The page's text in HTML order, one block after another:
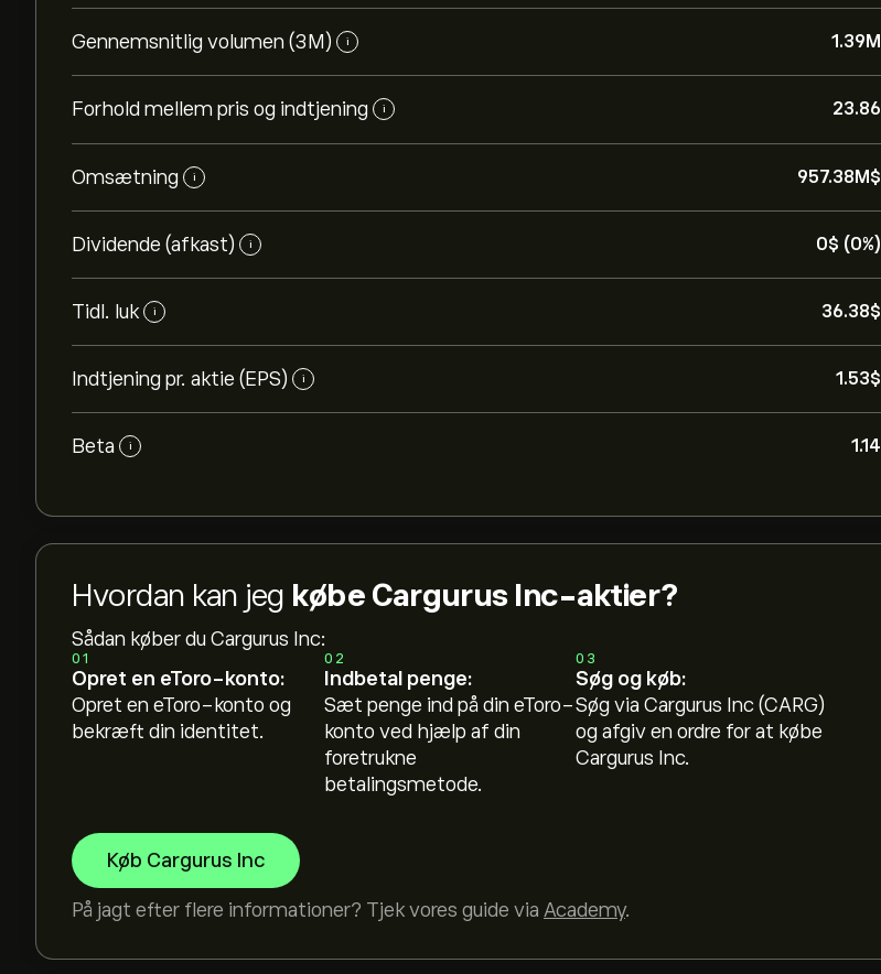
Gennemsnitlig volumen (3M) i 1.39M
Forhold mellem pris og indtjening i 23.86
Omsætning i 957.38M‎$‎
Dividende (afkast) i 0‎$‎ (0%)
Tidl. luk i 36.38‎$‎
Indtjening pr. aktie (EPS) i 1.53‎$‎
Beta i 1.14
Hvordan kan jeg købe Cargurus Inc-aktier?
Sådan køber du Cargurus Inc:
01
Opret en eToro-konto:
Opret en eToro-konto og
bekræft din identitet.
02
Indbetal penge:
Sæt penge ind på din eToro-
konto ved hjælp af din
foretrukne
betalingsmetode.
03
Søg og køb:
Søg via Cargurus Inc (CARG)
og afgiv en ordre for at købe
Cargurus Inc.
Køb Cargurus Inc
På jagt efter flere informationer? Tjek vores guide via Academy.